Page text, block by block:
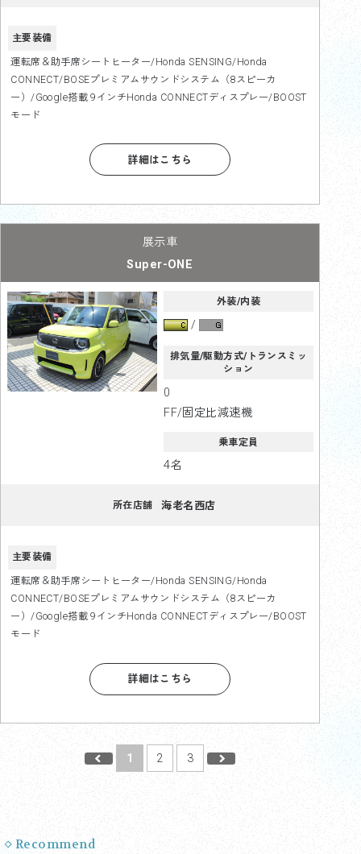
主要装備
運転席＆助手席シートヒーター/Honda SENSING/Honda
CONNECT/BOSEプレミアムサウンドシステム（8スピーカ
ー）/Google搭載 9インチHonda CONNECTディスプレー/BOOST
モード
詳細はこちら
外装/内装
Super-ONE
排気量/駆動方式/トランスミッ
ション
0
FF/固定比減速機
乗車定員
4名
所在店舗 海老名西店
主要装備
運転席＆助手席シートヒーター/Honda SENSING/Honda
CONNECT/BOSEプレミアムサウンドシステム（8スピーカ
ー）/Google搭載 9インチHonda CONNECTディスプレー/BOOST
モード
詳細はこちら
1 2 3
Recommend